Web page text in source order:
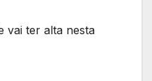
vai ter alta nesta